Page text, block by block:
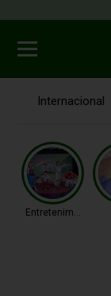
Internacional
Entretenimento